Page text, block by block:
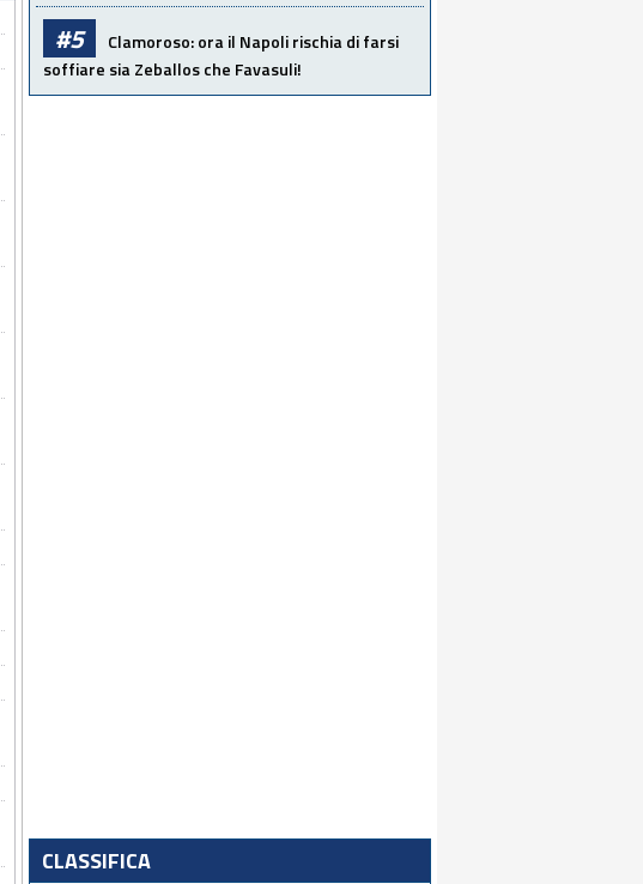
#5
Clamoroso: ora il Napoli rischia di farsi
soffiare sia Zeballos che Favasuli!
CLASSIFICA